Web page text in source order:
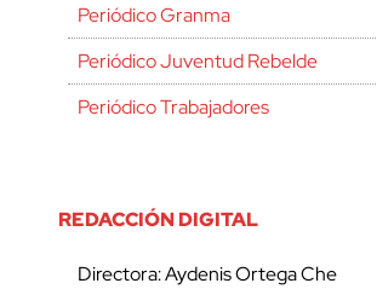
Periódico Granma
Periódico Juventud Rebelde
Periódico Trabajadores
REDACCIÓN DIGITAL
Directora: Aydenis Ortega Che